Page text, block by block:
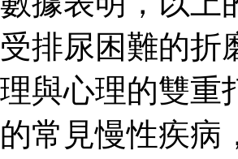
受排尿困難的折
理與心理的雙重
的常見慢性疾病